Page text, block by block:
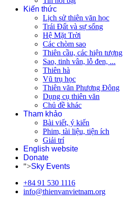
Kiến thức
Lịch sử thiên văn học
Trái Đất và sự sống
Hệ Mặt Trời
Các chòm sao
Thiên cầu, các hiện tượng
Sao, tinh vân, lỗ đen, ...
Thiên hà
Vũ trụ học
Thiên văn Phương Đông
Dụng cụ thiên văn
Chủ đề khác
Tham khảo
Bài viết, ý kiến
Phim, tài liệu, tiện ích
Giải trí
English website
Donate
">Sky Events
+84 91 530 1116
info@thienvanvietnam.org